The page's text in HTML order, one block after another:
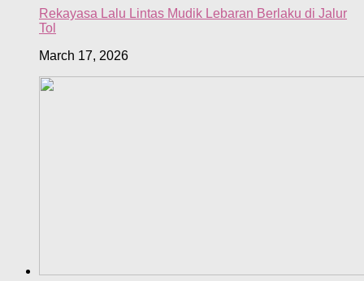
Rekayasa Lalu Lintas Mudik Lebaran Berlaku di Jalur
Tol
March 17, 2026